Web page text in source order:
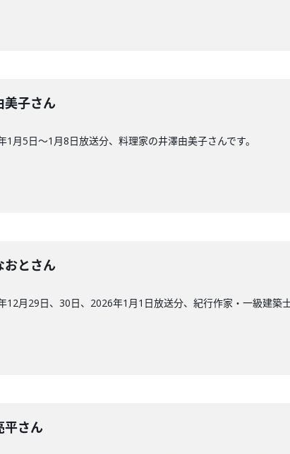
美子さん
月5日〜1月8日放送分、料理家の井澤由美子さんです。
おとさん
月29日、30日、2026年1月1日放送分、紀行作家・一級建築
平さん